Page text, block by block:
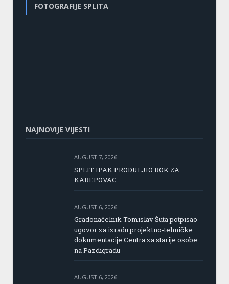
FOTOGRAFIJE SPLITA
NAJNOVIJE VIJESTI
AUGUST 7, 2026
SPLIT IPAK PRODULJIO ROK ZA
KAREPOVAC
AUGUST 6, 2026
Gradonačelnik Tomislav Šuta potpisao
ugovor za izradu projektno-tehničke
dokumentacije Centra za starije osobe
na Pazdigradu
AUGUST 6, 2026